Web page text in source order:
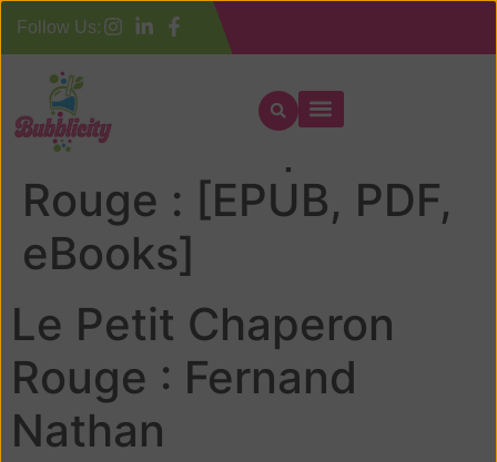
Follow Us:
Le Petit Chaperon
Rouge : [EPUB, PDF,
eBooks]
Le Petit Chaperon
Rouge : Fernand
Nathan